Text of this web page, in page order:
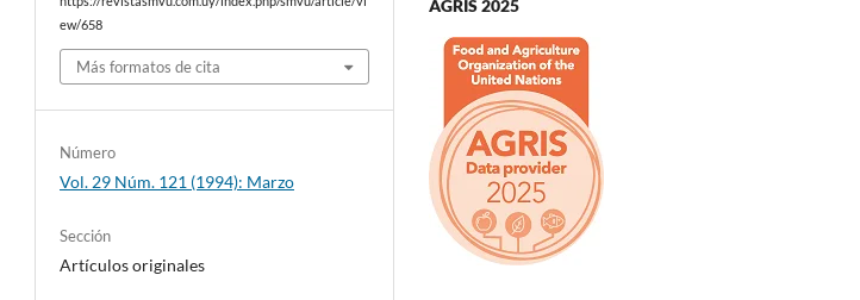
ew/658
Más formatos de cita
Número
Vol. 29 Núm. 121 (1994): Marzo
Sección
Artículos originales
AGRIS 2025